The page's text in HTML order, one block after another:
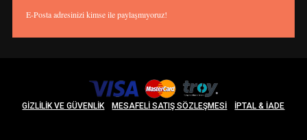
E-Posta adresinizi kimse ile paylaşmıyoruz!
GIZLILIK VE GÜVENLIK MESAFELI SATIŞ SÖZLEŞMESI İPTAL & İADE